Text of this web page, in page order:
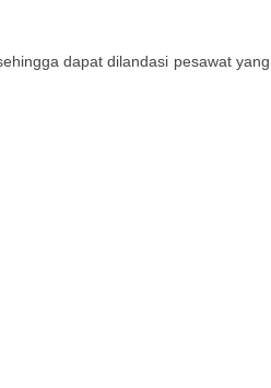
dapat dilandasi pesawat yang